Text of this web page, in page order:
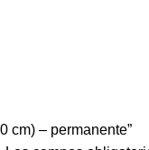
cm) – permanente”